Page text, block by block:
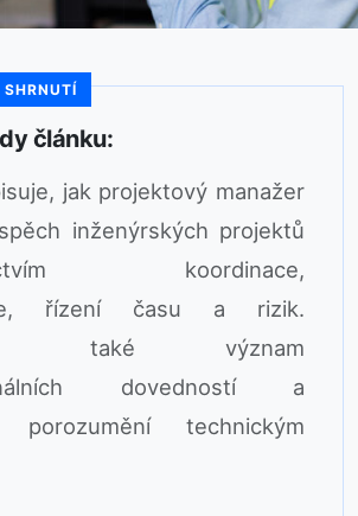
SHRNUTÍ
článku:
jak projektový manažer
inženýrských projektů
koordinace,
řízení času a rizik.
také význam
dovedností a
porozumění technickým